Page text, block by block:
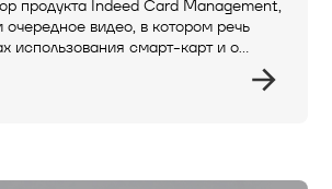
продукта Indeed Card Management,
очередное видео, в котором речь
использования смарт-карт и о…